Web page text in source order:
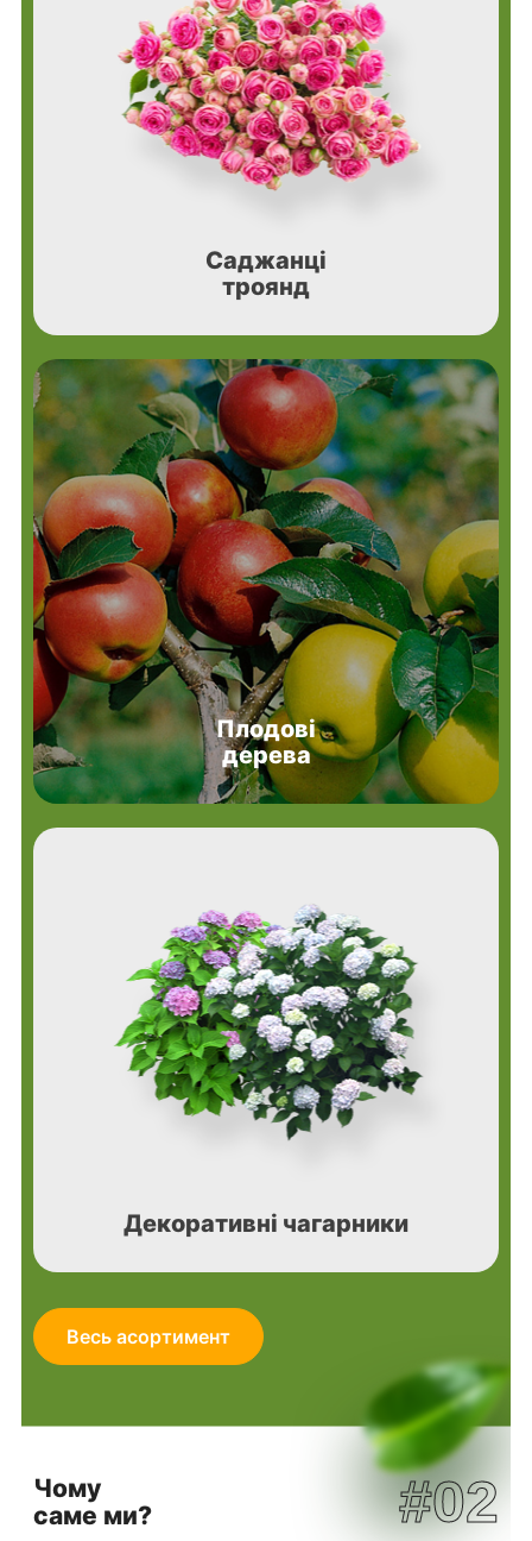
Саджанці
троянд
Плодові
дерева
Декоративні чагарники
Весь асортимент
Чому
саме ми?
#02